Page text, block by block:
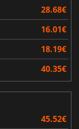
28.68€
16.01€
18.19€
40.35€
45.52€